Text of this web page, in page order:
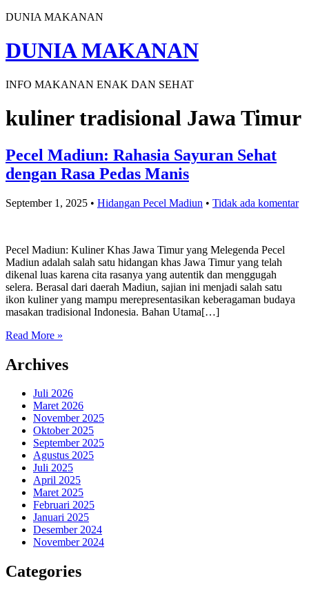
DUNIA MAKANAN
DUNIA MAKANAN
INFO MAKANAN ENAK DAN SEHAT
kuliner tradisional Jawa Timur
Pecel Madiun: Rahasia Sayuran Sehat
dengan Rasa Pedas Manis
September 1, 2025 • Hidangan Pecel Madiun • Tidak ada komentar
Pecel Madiun: Kuliner Khas Jawa Timur yang Melegenda Pecel
Madiun adalah salah satu hidangan khas Jawa Timur yang telah
dikenal luas karena cita rasanya yang autentik dan menggugah
selera. Berasal dari daerah Madiun, sajian ini menjadi salah satu
ikon kuliner yang mampu merepresentasikan keberagaman budaya
masakan tradisional Indonesia. Bahan Utama[…]
Read More »
Archives
Juli 2026
Maret 2026
November 2025
Oktober 2025
September 2025
Agustus 2025
Juli 2025
April 2025
Maret 2025
Februari 2025
Januari 2025
Desember 2024
November 2024
Categories